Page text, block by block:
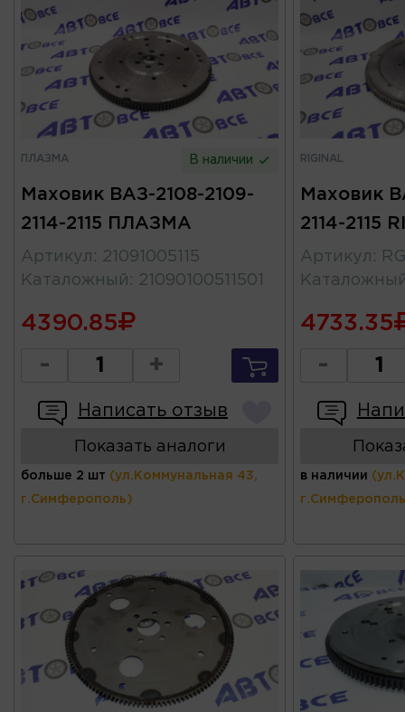
ПЛАЗМА В наличии
Маховик ВАЗ-2108-2109-
2114-2115 ПЛАЗМА
Артикул : 21091005115
Каталожный : 21090100511501
4390.85
- +
Написать отзыв
Показать аналоги
больше 2 шт (ул.Коммунальная 43,
г.Симферополь)
RIGINAL
Маховик
2114-2115
Артикул :
4733.35
-
в наличии